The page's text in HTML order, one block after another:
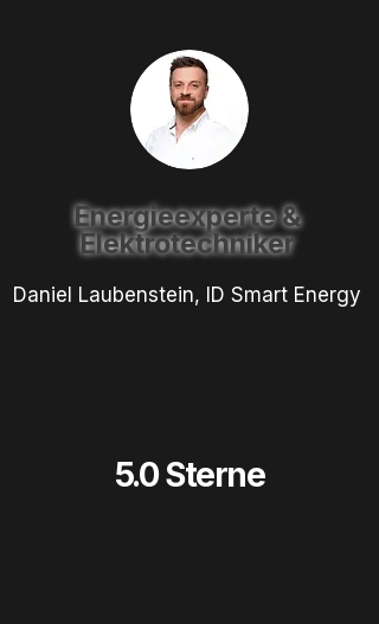
Energieexperte &
Elektrotechniker
Daniel Laubenstein, ID Smart Energy
5.0 Sterne